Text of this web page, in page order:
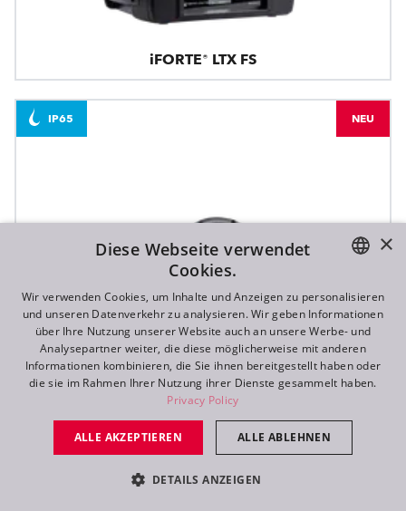
iFORTE® LTX FS
IP65 NEU
ENGLISH
FR
RU
×
Diese Webseite verwendet
Cookies.
Wir verwenden Cookies, um Inhalte und Anzeigen zu personalisieren
und unseren Datenverkehr zu analysieren. Wir geben Informationen
über Ihre Nutzung unserer Website auch an unsere Werbe- und
Analysepartner weiter, die diese möglicherweise mit anderen
Informationen kombinieren, die Sie ihnen bereitgestellt haben oder
die sie im Rahmen Ihrer Nutzung ihrer Dienste gesammelt haben.
Privacy Policy
ALLE AKZEPTIEREN ALLE ABLEHNEN
DETAILS ANZEIGEN